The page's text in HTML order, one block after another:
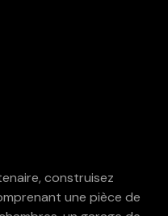
construisez
une pièce de